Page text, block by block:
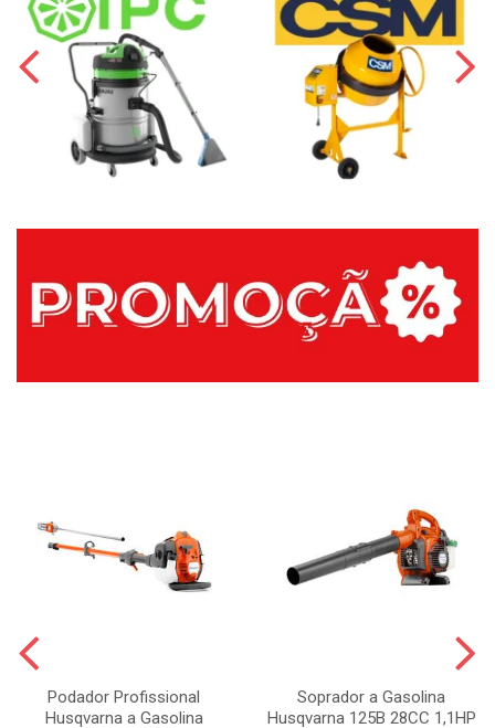
Podador Profissional
Husqvarna a Gasolina
Soprador a Gasolina
Husqvarna 125B 28CC 1,1HP